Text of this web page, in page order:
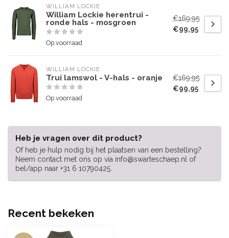
WILLIAM LOCKIE
William Lockie herentrui -
ronde hals - mosgroen
Op voorraad
€169,95
€99,95
WILLIAM LOCKIE
Trui lamswol - V-hals - oranje
Op voorraad
€169,95
€99,95
Heb je vragen over dit product?
Of heb je hulp nodig bij het plaatsen van een bestelling?
Neem contact met ons op via info@swarteschaep.nl of
bel/app naar +31 6 10790425.
Recent bekeken